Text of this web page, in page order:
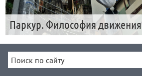
Паркур. Философия движения